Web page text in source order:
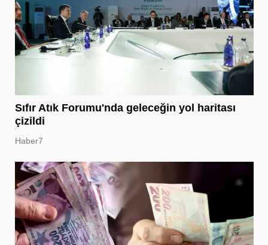
Sıfır Atık Forumu'nda geleceğin yol haritası
çizildi
Haber7